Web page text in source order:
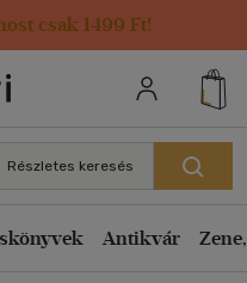
csak 1499 Ft!
Részletes keresés
Antikvár